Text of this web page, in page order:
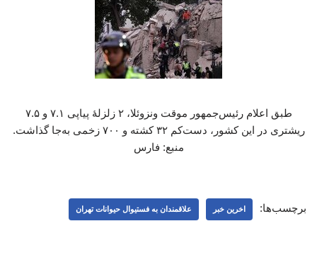
طبق اعلام رئیس‌جمهور موقت ونزوئلا، ۲ زلزلهٔ پیاپی ۷.۱ و ۷.۵
ریشتری در این کشور، دست‌کم ۳۲ کشته و ۷۰۰ زخمی به‌جا گذاشت.
منبع: فارس
برچسب‌ها: اخرین خبر علاقمندان به فستیوال حیوانات تهران